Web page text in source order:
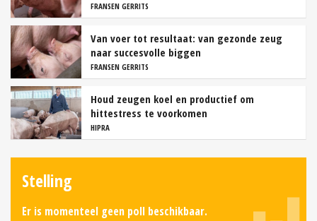
FRANSEN GERRITS
Van voer tot resultaat: van gezonde zeug
naar succesvolle biggen
FRANSEN GERRITS
Houd zeugen koel en productief om
hittestress te voorkomen
HIPRA
Stelling
Er is momenteel geen poll beschikbaar.